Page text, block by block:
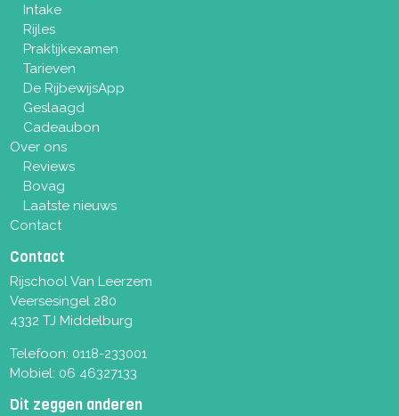
Intake
Rijles
Praktijkexamen
Tarieven
De RijbewijsApp
Geslaagd
Cadeaubon
Over ons
Reviews
Bovag
Laatste nieuws
Contact
Contact
Rijschool Van Leerzem
Veersesingel 280
4332 TJ Middelburg
Telefoon: 0118-233001
Mobiel: 06 46327133
Dit zeggen anderen